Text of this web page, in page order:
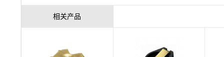
相关产品